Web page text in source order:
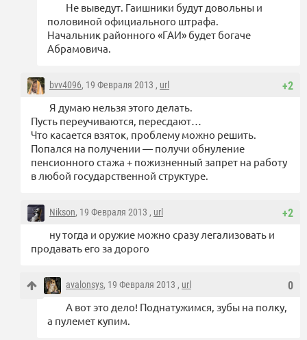
Не выведут. Гаишники будут довольны и
половиной официального штрафа.
Начальник районного «ГАИ» будет богаче
Абрамовича.
+2
bvv4096, 19 Февраля 2013 , url
Я думаю нельзя этого делать.
Пусть переучиваются, пересдают…
Что касается взяток, проблему можно решить.
Попался на получении — получи обнуление
пенсионного стажа + пожизненный запрет на работу
в любой государственной структуре.
+2
Nikson, 19 Февраля 2013 , url
ну тогда и оружие можно сразу легализовать и
продавать его за дорого
0
avalonsys, 19 Февраля 2013 , url
А вот это дело! Поднатужимся, зубы на полку,
а пулемет купим.